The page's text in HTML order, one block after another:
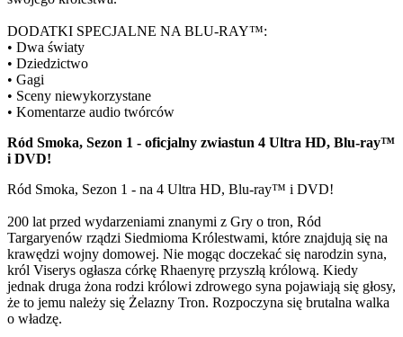
DODATKI SPECJALNE NA BLU-RAY™:
• Dwa światy
• Dziedzictwo
• Gagi
• Sceny niewykorzystane
• Komentarze audio twórców
Ród Smoka, Sezon 1 - oficjalny zwiastun 4 Ultra HD, Blu-ray™
i DVD!
Ród Smoka, Sezon 1 - na 4 Ultra HD, Blu-ray™ i DVD!
200 lat przed wydarzeniami znanymi z Gry o tron, Ród
Targaryenów rządzi Siedmioma Królestwami, które znajdują się na
krawędzi wojny domowej. Nie mogąc doczekać się narodzin syna,
król Viserys ogłasza córkę Rhaenyrę przyszłą królową. Kiedy
jednak druga żona rodzi królowi zdrowego syna pojawiają się głosy,
że to jemu należy się Żelazny Tron. Rozpoczyna się brutalna walka
o władzę.